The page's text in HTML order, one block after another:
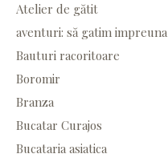
Atelier de gătit
aventuri: să gatim impreuna
Bauturi racoritoare
Boromir
Branza
Bucatar Curajos
Bucataria asiatica